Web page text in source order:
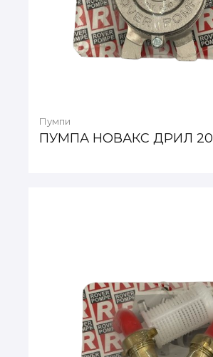
Пумпи
ПУМПА НОВАКС ДРИЛ 20